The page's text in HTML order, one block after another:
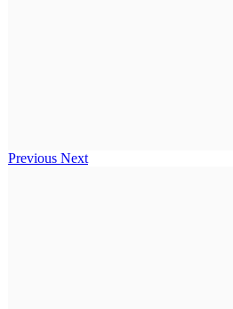
Previous Next